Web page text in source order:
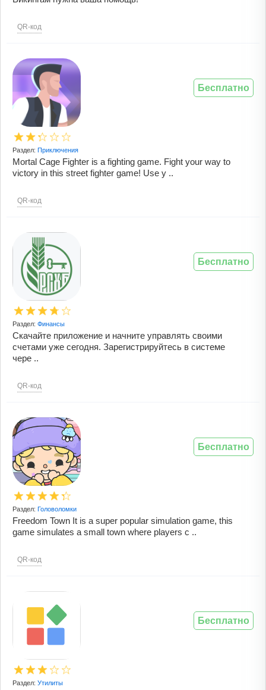
QR-код
Раздел: Приключения
Mortal Cage Fighter is a fighting game. Fight your way to
victory in this street fighter game! Use y ..
QR-код
Бесплатно
Раздел: Финансы
Скачайте приложение и начните управлять своими
счетами уже сегодня. Зарегистрируйтесь в системе
чере ..
QR-код
Бесплатно
Раздел: Головоломки
Freedom Town It is a super popular simulation game, this
game simulates a small town where players c ..
QR-код
Бесплатно
Раздел: Утилиты
Бесплатно